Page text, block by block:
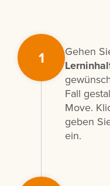
1
Gehen
Fall
Move.
geben
ein.